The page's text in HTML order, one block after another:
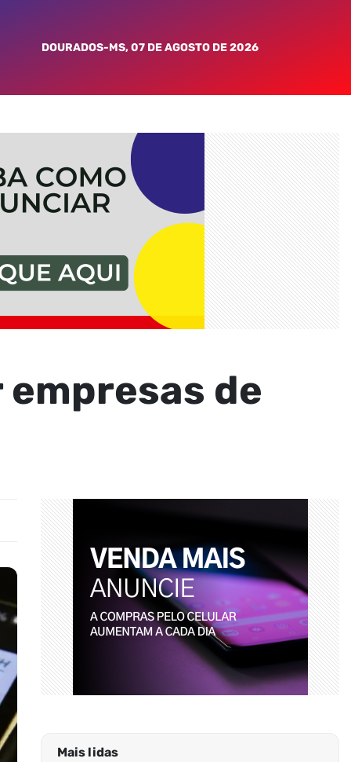
DOURADOS-MS, 07 DE AGOSTO DE 2026
de
Mais lidas